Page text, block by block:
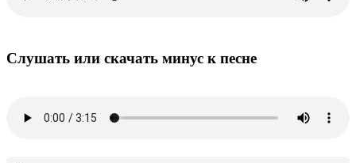
Слушать или скачать минус к песне